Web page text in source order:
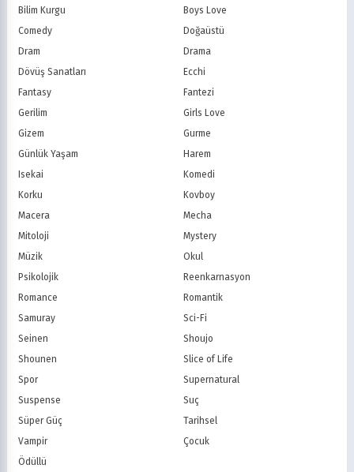
Star TV
Bilim Kurgu
Boys Love
Comedy
Doğaüstü
Dram
Drama
Dövüş Sanatları
Ecchi
Fantasy
Fantezi
Gerilim
Girls Love
Gizem
Gurme
Günlük Yaşam
Harem
Isekai
Komedi
Korku
Kovboy
Macera
Mecha
Mitoloji
Mystery
Müzik
Okul
Psikolojik
Reenkarnasyon
Romance
Romantik
Samuray
Sci-Fi
Seinen
Shoujo
Shounen
Slice of Life
Spor
Supernatural
Suspense
Suç
Süper Güç
Tarihsel
Vampir
Çocuk
Ödüllü